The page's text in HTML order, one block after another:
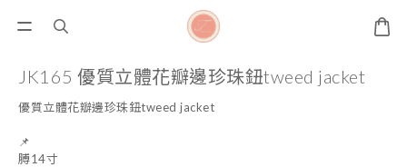
JK165 優質立體花瓣邊珍珠鈕tweed jacket
優質立體花瓣邊珍珠鈕tweed jacket
📌
膊14寸